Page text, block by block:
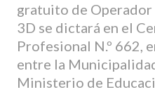
gratuito de Operador
3D se dictará en el
Profesional N.º 662,
entre la
Ministerio de